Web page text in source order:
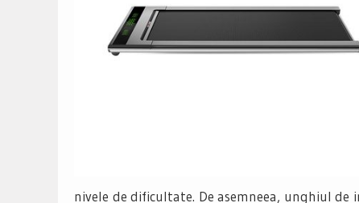
nivele de dificultate. De asemneea, unghiul